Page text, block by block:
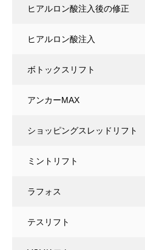
ヒアルロン酸注入後の修正
ヒアルロン酸注入
ボトックスリフト
アンカーMAX
ショッピングスレッドリフト
ミントリフト
ラフォス
テスリフト